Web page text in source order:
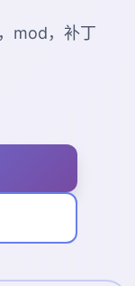
mod，补丁